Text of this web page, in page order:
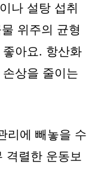
나 설탕 섭취
위주의 균형
아요. 항산화
상을 줄이는
리에 빼놓을 수
격렬한 운동보